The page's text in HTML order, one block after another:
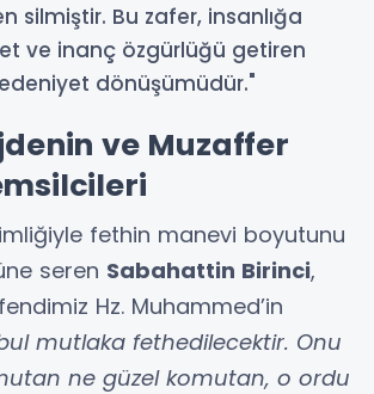
silmiştir. Bu zafer, insanlığa
ve inanç özgürlüğü getiren
dönüşümüdür."
ve Muzaffer
fethin manevi boyutunu
seren Sabahattin Birinci,
Hz. Muhammed’in
mutlaka fethedilecektir. Onu
ne güzel komutan, o ordu